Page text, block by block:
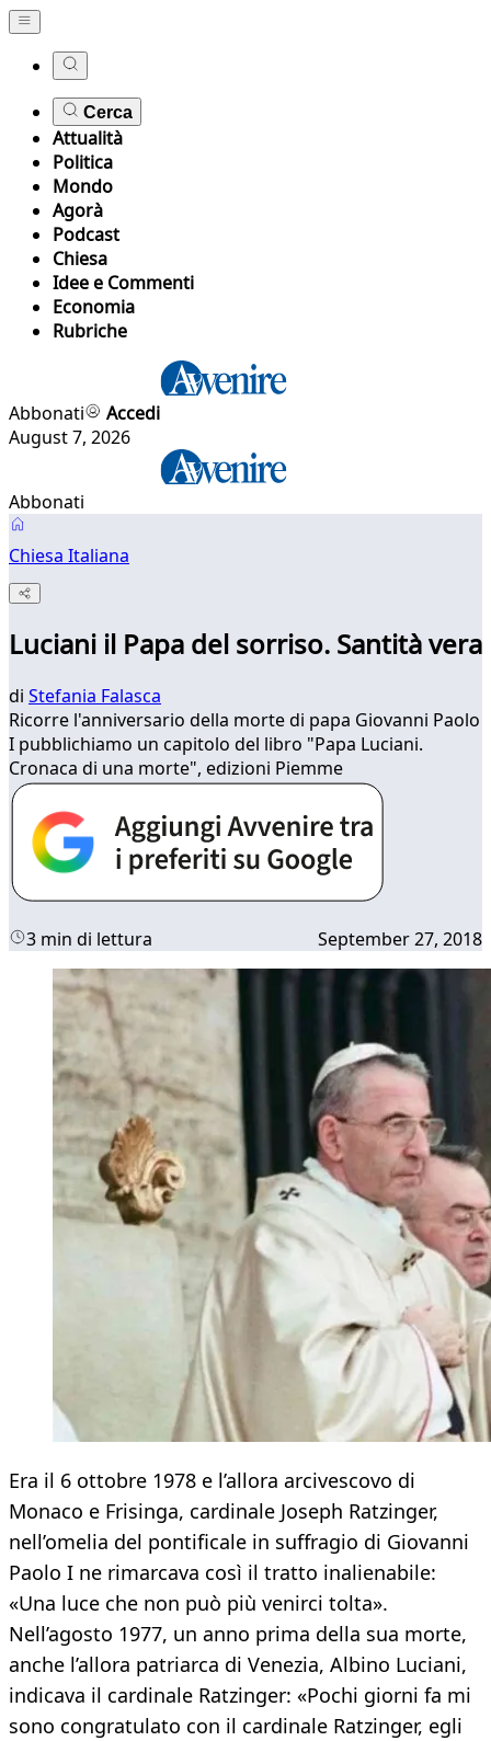
Cerca
Attualità
Politica
Mondo
Agorà
Podcast
Chiesa
Idee e Commenti
Economia
Rubriche
Abbonati
Accedi
August 7, 2026
Abbonati
Chiesa Italiana
Luciani il Papa del sorriso. Santità vera
di Stefania Falasca
Ricorre l'anniversario della morte di papa Giovanni Paolo
I pubblichiamo un capitolo del libro "Papa Luciani.
Cronaca di una morte", edizioni Piemme
3 min di lettura September 27, 2018
Era il 6 ottobre 1978 e l’allora arcivescovo di
Monaco e Frisinga, cardinale Joseph Ratzinger,
nell’omelia del pontificale in suffragio di Giovanni
Paolo I ne rimarcava così il tratto inalienabile:
«Una luce che non può più venirci tolta».
Nell’agosto 1977, un anno prima della sua morte,
anche l’allora patriarca di Venezia, Albino Luciani,
indicava il cardinale Ratzinger: «Pochi giorni fa mi
sono congratulato con il cardinale Ratzinger, egli